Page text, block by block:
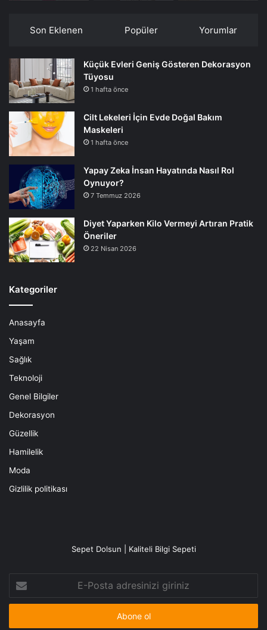
Son Eklenen Popüler Yorumlar
Küçük Evleri Geniş Gösteren Dekorasyon
Tüyosu
1 hafta önce
Cilt Lekeleri İçin Evde Doğal Bakım
Maskeleri
1 hafta önce
Yapay Zeka İnsan Hayatında Nasıl Rol
Oynuyor?
7 Temmuz 2026
Diyet Yaparken Kilo Vermeyi Artıran Pratik
Öneriler
22 Nisan 2026
Kategoriler
Anasayfa
Yaşam
Sağlık
Teknoloji
Genel Bilgiler
Dekorasyon
Güzellik
Hamilelik
Moda
Gizlilik politikası
Sepet Dolsun | Kaliteli Bilgi Sepeti
Posta
adresinizi